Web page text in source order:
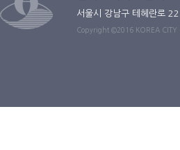
서울시 강남구 테헤란로
Copyright ©2016 KOREA CITY